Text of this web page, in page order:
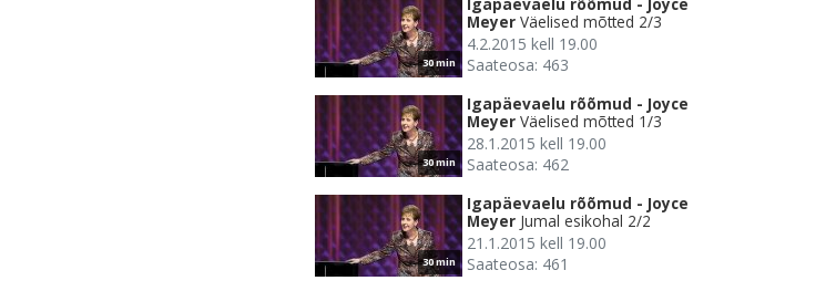
30 min
Meyer Väelised mõtted 2/3
4.2.2015 kell 19.00
Saateosa: 463
30 min
Igapäevaelu rõõmud - Joyce
Meyer Väelised mõtted 1/3
28.1.2015 kell 19.00
Saateosa: 462
30 min
Igapäevaelu rõõmud - Joyce
Meyer Jumal esikohal 2/2
21.1.2015 kell 19.00
Saateosa: 461